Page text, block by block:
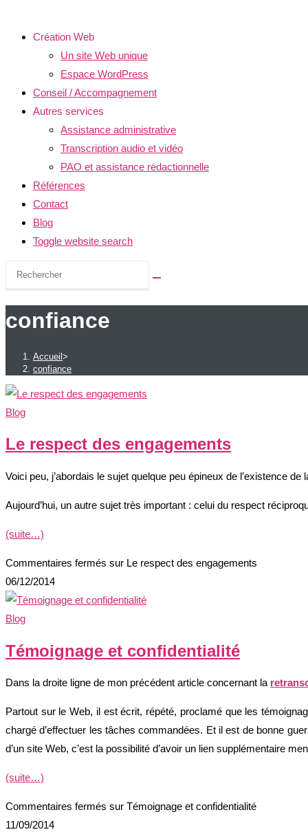
Création Web
Un site Web unique
Espace WordPress
Conseil / Accompagnement
Autres services
Assistance administrative
Transcription audio et vidéo
PAO et assistance rédactionnelle
Références
Contact
Blog
Toggle website search
confiance
Accueil >
confiance
Blog
Le respect des engagements
Voici peu, j’abordais le sujet quelque peu épineux de l’existence de
Aujourd’hui, un autre sujet très important : celui du respect
(suite…)
Commentaires fermés sur Le respect des engagements
06/12/2014
Blog
Témoignage et confidentialité
Dans la droite ligne de mon précédent article concernant la
Partout sur le Web, il est écrit, répété, proclamé que les
chargé d’effectuer les tâches commandées. Et il est de bonne
d’un site Web, c’est la possibilité d’avoir un lien supplémentaire
(suite…)
Commentaires fermés sur Témoignage et confidentialité
11/09/2014